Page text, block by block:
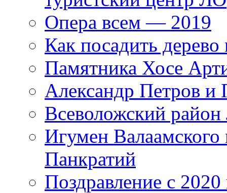
Опера всем — 2019
Как посадить дерево
Памятника Хосе
Александр Петров и
Всеволожский район
Игумен
Панкратий
Поздравление с 2020